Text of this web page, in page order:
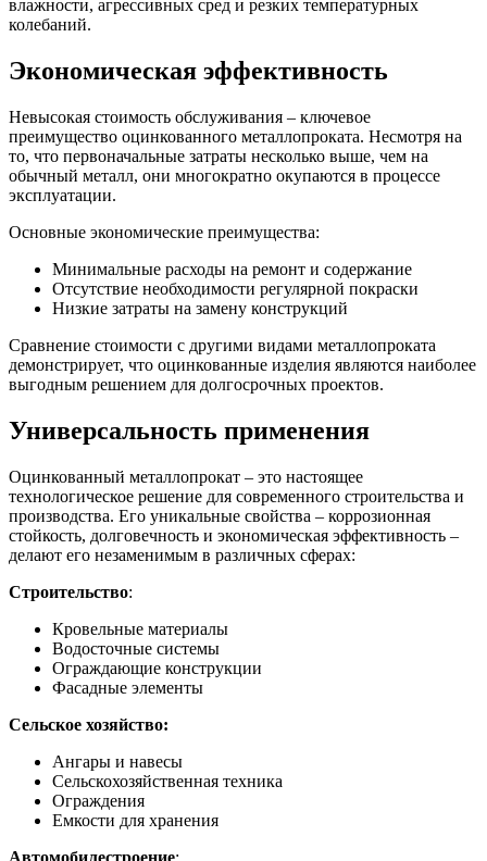
влажности, агрессивных сред и резких температурных
колебаний.
Экономическая эффективность
Невысокая стоимость обслуживания – ключевое
преимущество оцинкованного металлопроката. Несмотря на
то, что первоначальные затраты несколько выше, чем на
обычный металл, они многократно окупаются в процессе
эксплуатации.
Основные экономические преимущества:
Минимальные расходы на ремонт и содержание
Отсутствие необходимости регулярной покраски
Низкие затраты на замену конструкций
Сравнение стоимости с другими видами металлопроката
демонстрирует, что оцинкованные изделия являются наиболее
выгодным решением для долгосрочных проектов.
Универсальность применения
Оцинкованный металлопрокат – это настоящее
технологическое решение для современного строительства и
производства. Его уникальные свойства – коррозионная
стойкость, долговечность и экономическая эффективность –
делают его незаменимым в различных сферах:
Строительство:
Кровельные материалы
Водосточные системы
Ограждающие конструкции
Фасадные элементы
Сельское хозяйство:
Ангары и навесы
Сельскохозяйственная техника
Ограждения
Емкости для хранения
Автомобилестроение: